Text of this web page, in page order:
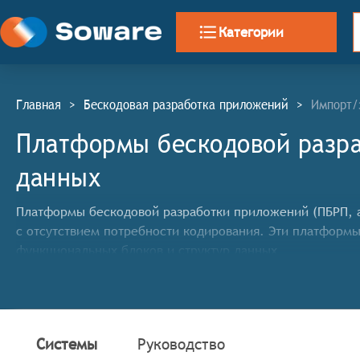
Категории
Главная > Бескодовая разработка приложений > Импорт/
Платформы бескодовой
данных
Платформы бескодовой разработки приложений (ПБРП,
с отсутствием потребности кодирования. Эти
функциональных блоков и структур данных
Ориентироваться на пользователей, не
Системы Руководство